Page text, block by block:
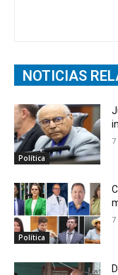
NOTICIAS
Política
7
Política
7